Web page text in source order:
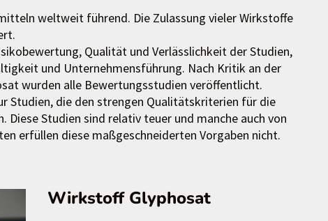
weltweit führend. Die Zulassung vieler Wirkstoffe
Qualität und Verlässlichkeit der Studien,
und Unternehmensführung. Nach Kritik an der
wurden alle Bewertungsstudien veröffentlicht.
Studien, die den strengen Qualitätskriterien für die
Studien sind relativ teuer und manche auch von
erfüllen diese maßgeschneiderten Vorgaben nicht.
Wirkstoff Glyphosat